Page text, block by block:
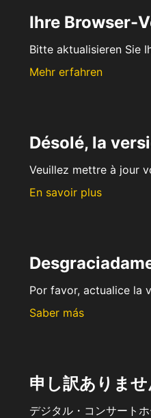
Ihre Browser-
Bitte aktualisieren Sie
Mehr erfahren
Désolé, la
Veuillez mettre à jour
En savoir plus
Por favor, actualice la
Saber más
申し訳ありま
デジタル・コンサート